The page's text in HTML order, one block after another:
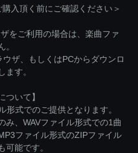
入頂く前にご確認ください＞
をご利用の場合は、楽曲ファ
。
ザ、もしくはPCからダウンロ
ます。
ついて】
形式でのご提供となります。
、WAVファイル形式での1曲
ファイル形式のZIPファイル
可能です。